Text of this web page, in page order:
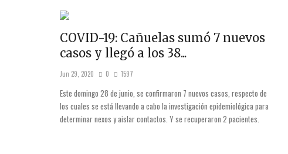
COVID-19: Cañuelas sumó 7 nuevos
casos y llegó a los 38...
Jun 29, 2020 0 1597
Este domingo 28 de junio, se confirmaron 7 nuevos casos, respecto de
los cuales se está llevando a cabo la investigación epidemiológica para
determinar nexos y aislar contactos. Y se recuperaron 2 pacientes.